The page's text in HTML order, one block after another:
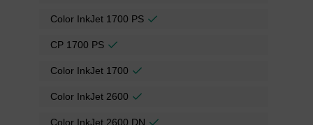
Color InkJet 1700 PS
CP 1700 PS
Color InkJet 1700
Color InkJet 2600
Color InkJet 2600 DN